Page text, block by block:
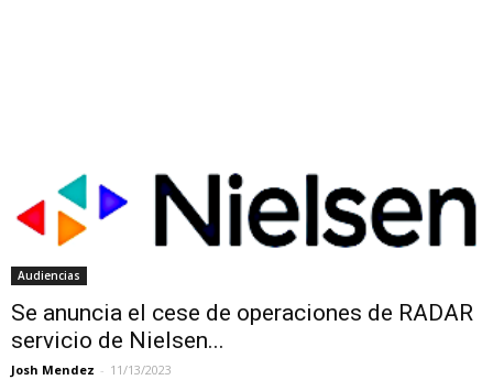
Audiencias
Se anuncia el cese de operaciones de RADAR
servicio de Nielsen...
Josh Mendez - 11/13/2023